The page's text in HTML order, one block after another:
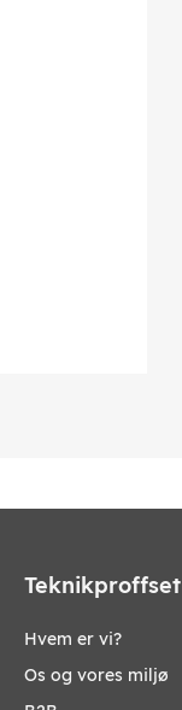
Teknikproffset
Hvem er vi?
Os og vores miljø